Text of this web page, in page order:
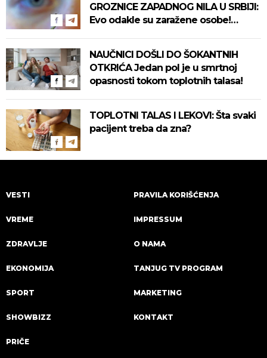
GROZNICE ZAPADNOG NILA U SRBIJI:
Evo odakle su zaražene osobe!
NAUČNICI DOŠLI DO ŠOKANTNIH
OTKRIĆA Jedan pol je u smrtnoj
opasnosti tokom toplotnih talasa!
TOPLOTNI TALAS I LEKOVI: Šta svaki
pacijent treba da zna?
VESTI
VREME
ZDRAVLJE
EKONOMIJA
SPORT
SHOWBIZZ
PRIČE
PRAVILA KORIŠĆENJA
IMPRESSUM
O NAMA
TANJUG TV PROGRAM
MARKETING
KONTAKT